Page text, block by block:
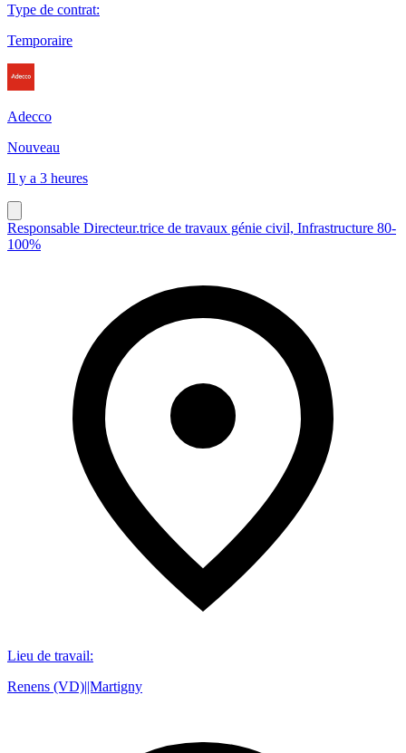
Type de contrat:
Temporaire
Adecco
Nouveau
Il y a 3 heures
Responsable Directeur.trice de travaux génie civil, Infrastructure 80-
100%
Lieu de travail:
Renens (VD)||Martigny